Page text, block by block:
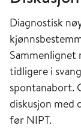
Diagnostisk
Sammenlignet
tidligere i
spontanabort.
diskusjon med
før NIPT.